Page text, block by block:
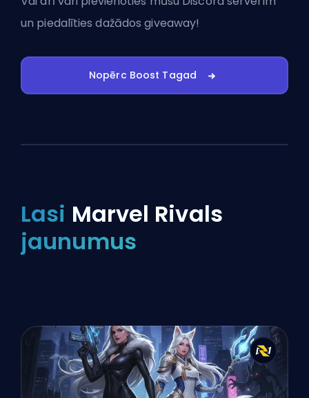
un piedalīties dažādos giveaway!
Nopērc Boost Tagad
Lasi Marvel Rivals
jaunumus